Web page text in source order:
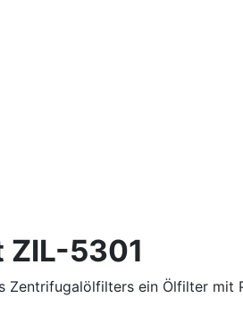
5301
Zentrifugalölfilters ein Ölfilter